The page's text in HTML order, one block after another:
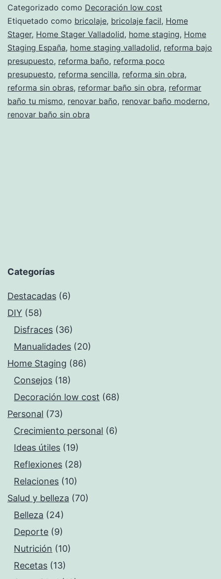
Categorizado como Decoración low cost
Etiquetado como bricolaje, bricolaje facil, Home
Stager, Home Stager Valladolid, home staging, Home
Staging España, home staging valladolid, reforma bajo
presupuesto, reforma baño, reforma poco
presupuesto, reforma sencilla, reforma sin obra,
reforma sin obras, reformar baño sin obra, reformar
baño tu mismo, renovar baño, renovar baño moderno,
renovar baño sin obra
Categorías
Destacadas (6)
DIY (58)
Disfraces (36)
Manualidades (20)
Home Staging (86)
Consejos (18)
Decoración low cost (68)
Personal (73)
Crecimiento personal (6)
Ideas útiles (19)
Reflexiones (28)
Relaciones (10)
Salud y belleza (70)
Belleza (24)
Deporte (9)
Nutrición (10)
Recetas (13)